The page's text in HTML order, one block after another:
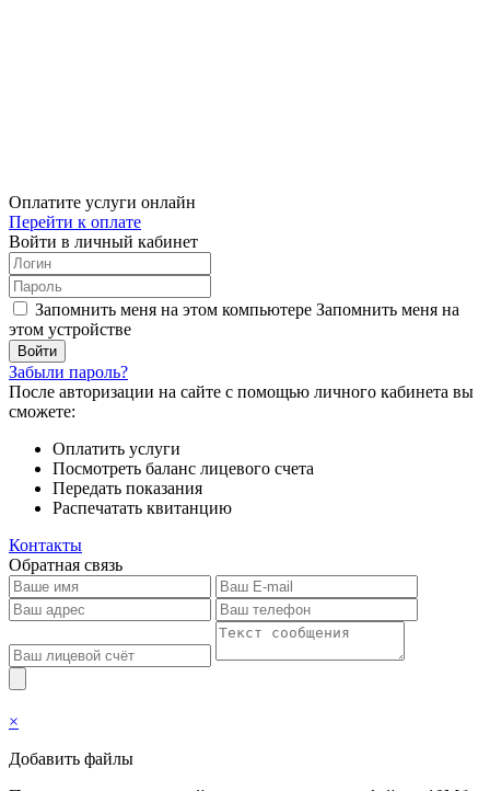
Оплатите услуги онлайн
Перейти к оплате
Войти в личный кабинет
Запомнить меня на этом компьютере Запомнить меня на
этом устройстве
Забыли пароль?
После авторизации на сайте с помощью личного кабинета вы
сможете:
Оплатить услуги
Посмотреть баланс лицевого счета
Передать показания
Распечатать квитанцию
Контакты
Обратная связь
×
Добавить файлы